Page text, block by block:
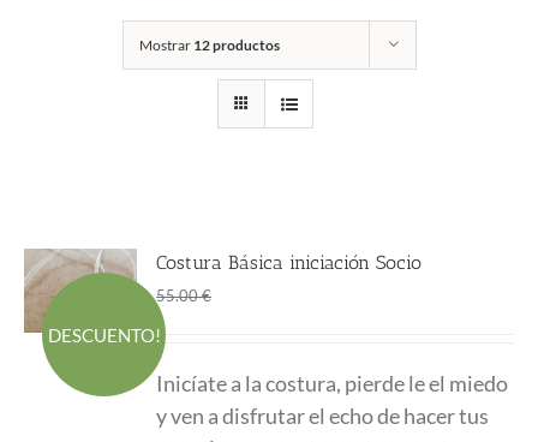
Mostrar 12 productos
DESCUENTO!
Costura Básica iniciación Socio
55.00€
era:
55.00 €.
es:
45.00 €.
Inicíate a la costura, pierde le el miedo
y ven a disfrutar el echo de hacer tus